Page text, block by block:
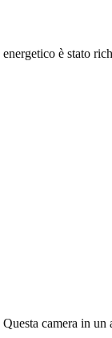
è stato
camera in un